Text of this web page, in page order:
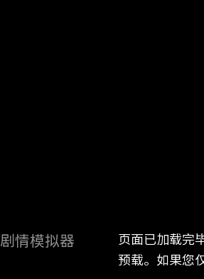
剧情模拟器
页面已加载完
预载。如果您